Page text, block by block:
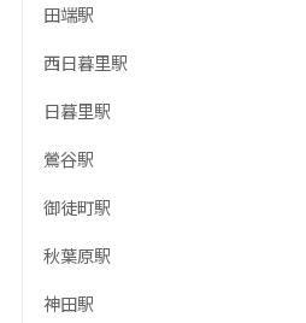
田端駅
西日暮里駅
日暮里駅
鶯谷駅
御徒町駅
秋葉原駅
神田駅